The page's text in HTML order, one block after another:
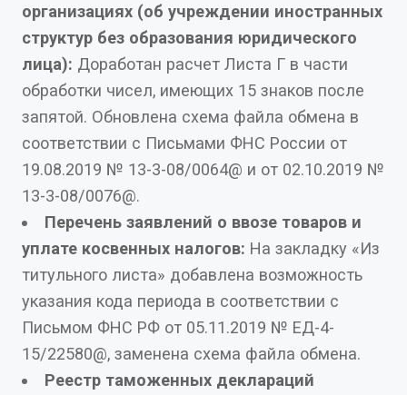
организациях (об учреждении иностранных
структур без образования юридического
лица): Доработан расчет Листа Г в части
обработки чисел, имеющих 15 знаков после
запятой. Обновлена схема файла обмена в
соответствии с Письмами ФНС России от
19.08.2019 № 13-3-08/0064@ и от 02.10.2019 №
13-3-08/0076@.
Перечень заявлений о ввозе товаров и
уплате косвенных налогов: На закладку «Из
титульного листа» добавлена возможность
указания кода периода в соответствии с
Письмом ФНС РФ от 05.11.2019 № ЕД-4-
15/22580@, заменена схема файла обмена.
Реестр таможенных деклараций